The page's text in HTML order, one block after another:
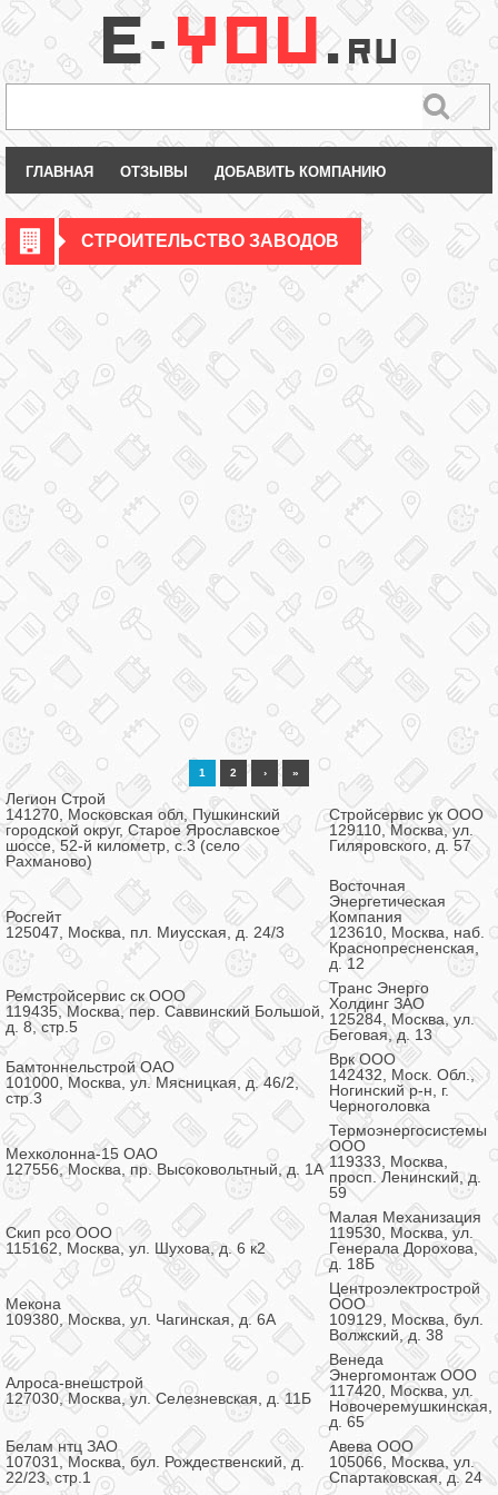
ГЛАВНАЯ ОТЗЫВЫ ДОБАВИТЬ КОМПАНИЮ
СТРОИТЕЛЬСТВО ЗАВОДОВ
1 2 › »
Легион Строй
141270, Московская обл, Пушкинский
городской округ, Старое Ярославское
шоссе, 52-й километр, с.3 (село
Рахманово)
Стройсервис ук ООО
129110, Москва, ул.
Гиляровского, д. 57
Росгейт
125047, Москва, пл. Миусская, д. 24/3
Восточная
Энергетическая
Компания
123610, Москва, наб.
Краснопресненская,
д. 12
Ремстройсервис ск ООО
119435, Москва, пер. Саввинский Большой,
д. 8, стр.5
Транс Энерго
Холдинг ЗАО
125284, Москва, ул.
Беговая, д. 13
Бамтоннельстрой ОАО
101000, Москва, ул. Мясницкая, д. 46/2,
стр.3
Врк ООО
142432, Моск. Обл.,
Ногинский р-н, г.
Черноголовка
Мехколонна-15 ОАО
127556, Москва, пр. Высоковольтный, д. 1А
Термоэнергосистемы
ООО
119333, Москва,
просп. Ленинский, д.
59
Скип рсо ООО
115162, Москва, ул. Шухова, д. 6 к2
Малая Механизация
119530, Москва, ул.
Генерала Дорохова,
д. 18Б
Мекона
109380, Москва, ул. Чагинская, д. 6А
Центроэлектрострой
ООО
109129, Москва, бул.
Волжский, д. 38
Алроса-внешстрой
127030, Москва, ул. Селезневская, д. 11Б
Венеда
Энергомонтаж ООО
117420, Москва, ул.
Новочеремушкинская,
д. 65
Белам нтц ЗАО
107031, Москва, бул. Рождественский, д.
22/23, стр.1
Авева ООО
105066, Москва, ул.
Спартаковская, д. 24